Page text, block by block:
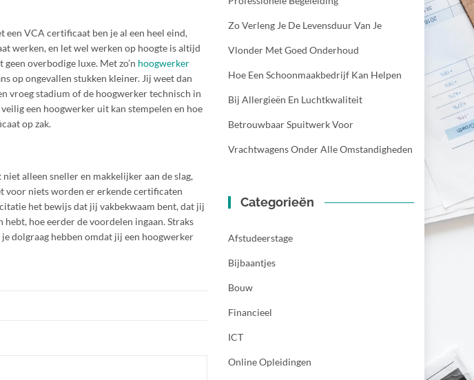
VCA certificaat ben je al een heel eind,
werken, en let wel werken op hoogte is altijd
overbodige luxe. Met zo’n hoogwerker
op ongevallen stukken kleiner. Jij weet dan
vroeg stadium of de hoogwerker technisch in
een hoogwerker uit kan stempelen en hoe
op zak.
alleen sneller en makkelijker aan de slag,
voor niets worden er erkende certificaten
het bewijs dat jij vakbekwaam bent, dat jij
hoe eerder de voordelen ingaan. Straks
dolgraag hebben omdat jij een hoogwerker
Zo Verleng Je De Levensduur Van Je
Vlonder Met Goed Onderhoud
Hoe Een Schoonmaakbedrijf Kan Helpen
Bij Allergieën En Luchtkwaliteit
Betrouwbaar Spuitwerk Voor
Vrachtwagens Onder Alle Omstandigheden
Categorieën
Afstudeerstage
Bijbaantjes
Bouw
Financieel
ICT
Online Opleidingen